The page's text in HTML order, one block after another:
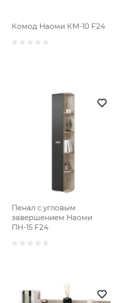
Комод Наоми КМ-10 F24
Пенал с угловым
завершением Наоми
ПН-15 F24